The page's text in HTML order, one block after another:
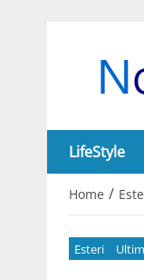
LifeStyle
Home /
Esteri